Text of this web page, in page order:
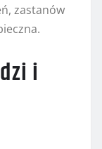
zastanów
i